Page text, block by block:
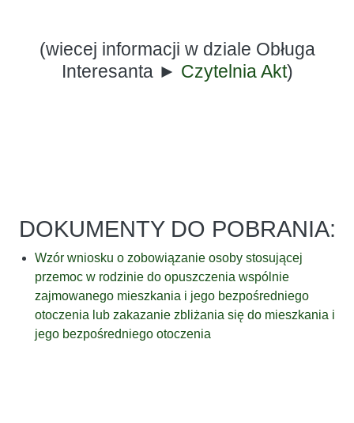
(wiecej informacji w dziale Obługa
Interesanta ► Czytelnia Akt)
DOKUMENTY DO POBRANIA:
Wzór wniosku o zobowiązanie osoby stosującej
przemoc w rodzinie do opuszczenia wspólnie
zajmowanego mieszkania i jego bezpośredniego
otoczenia lub zakazanie zbliżania się do mieszkania i
jego bezpośredniego otoczenia